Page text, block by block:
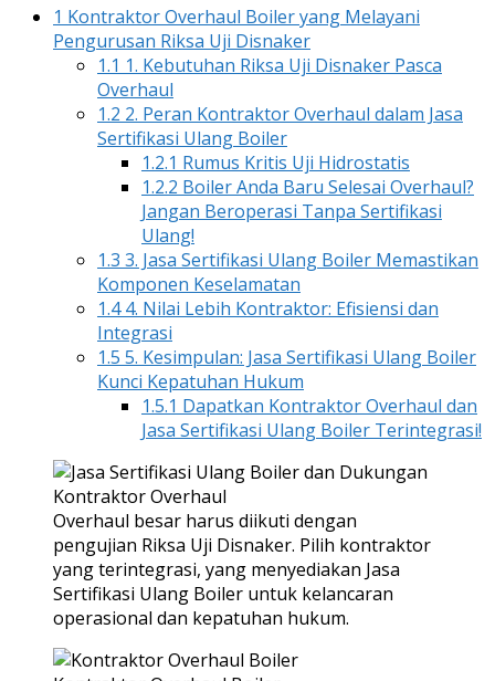
Disnaker
1 Kontraktor Overhaul Boiler yang Melayani
Pengurusan Riksa Uji Disnaker
1.1 1. Kebutuhan Riksa Uji Disnaker Pasca
Overhaul
1.2 2. Peran Kontraktor Overhaul dalam Jasa
Sertifikasi Ulang Boiler
1.2.1 Rumus Kritis Uji Hidrostatis
1.2.2 Boiler Anda Baru Selesai Overhaul?
Jangan Beroperasi Tanpa Sertifikasi
Ulang!
1.3 3. Jasa Sertifikasi Ulang Boiler Memastikan
Komponen Keselamatan
1.44. Nilai Lebih Kontraktor: Efisiensi dan
Integrasi
1.5 5. Kesimpulan: Jasa Sertifikasi Ulang Boiler
Kunci Kepatuhan Hukum
1.5.1 Dapatkan Kontraktor Overhaul dan
Jasa Sertifikasi Ulang Boiler Terintegrasi!
Overhaul besar harus diikuti dengan
pengujian Riksa Uji Disnaker. Pilih kontraktor
yang terintegrasi, yang menyediakan Jasa
Sertifikasi Ulang Boiler untuk kelancaran
operasional dan kepatuhan hukum.